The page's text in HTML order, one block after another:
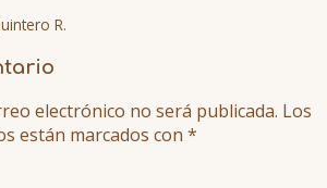
R.
electrónico no será publicada. Los
están marcados con *